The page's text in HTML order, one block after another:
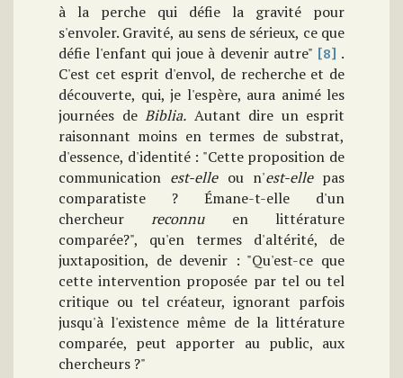
à la perche qui défie la gravité pour
s'envoler. Gravité, au sens de sérieux, ce que
défie l'enfant qui joue à devenir autre" [8] .
C'est cet esprit d'envol, de recherche et de
découverte, qui, je l'espère, aura animé les
journées de Biblia. Autant dire un esprit
raisonnant moins en termes de substrat,
d'essence, d'identité : "Cette proposition de
communication est-elle ou n'est-elle pas
comparatiste ? Émane-t-elle d'un
chercheurreconnu en littérature
comparée?", qu'en termes d'altérité, de
juxtaposition, de devenir : "Qu'est-ce que
cette intervention proposée par tel ou tel
critique ou tel créateur, ignorant parfois
jusqu'à l'existence même de la littérature
comparée, peut apporter au public, aux
chercheurs ?"